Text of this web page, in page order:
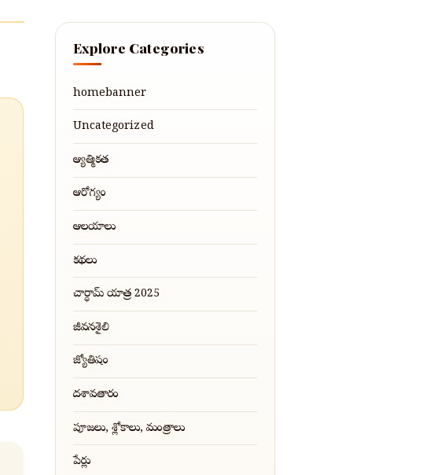
Explore Categories
homebanner
Uncategorized
ఆధ్యాత్మికత
ఆరోగ్యం
ఆలయాలు
కథలు
చార్ధామ్ యాత్ర 2025
జీవనశైలి
జ్యోతిషం
దశావతారం
పూజలు, శ్లోకాలు, మంత్రాలు
పేర్లు